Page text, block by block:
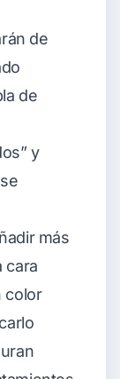
de
de
y
más
cara
color